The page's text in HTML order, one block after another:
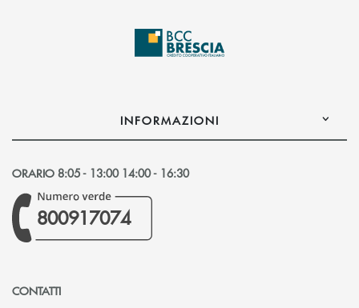
INFORMAZIONI
ORARIO 8:05 - 13:00 14:00 - 16:30
800917074
CONTATTI